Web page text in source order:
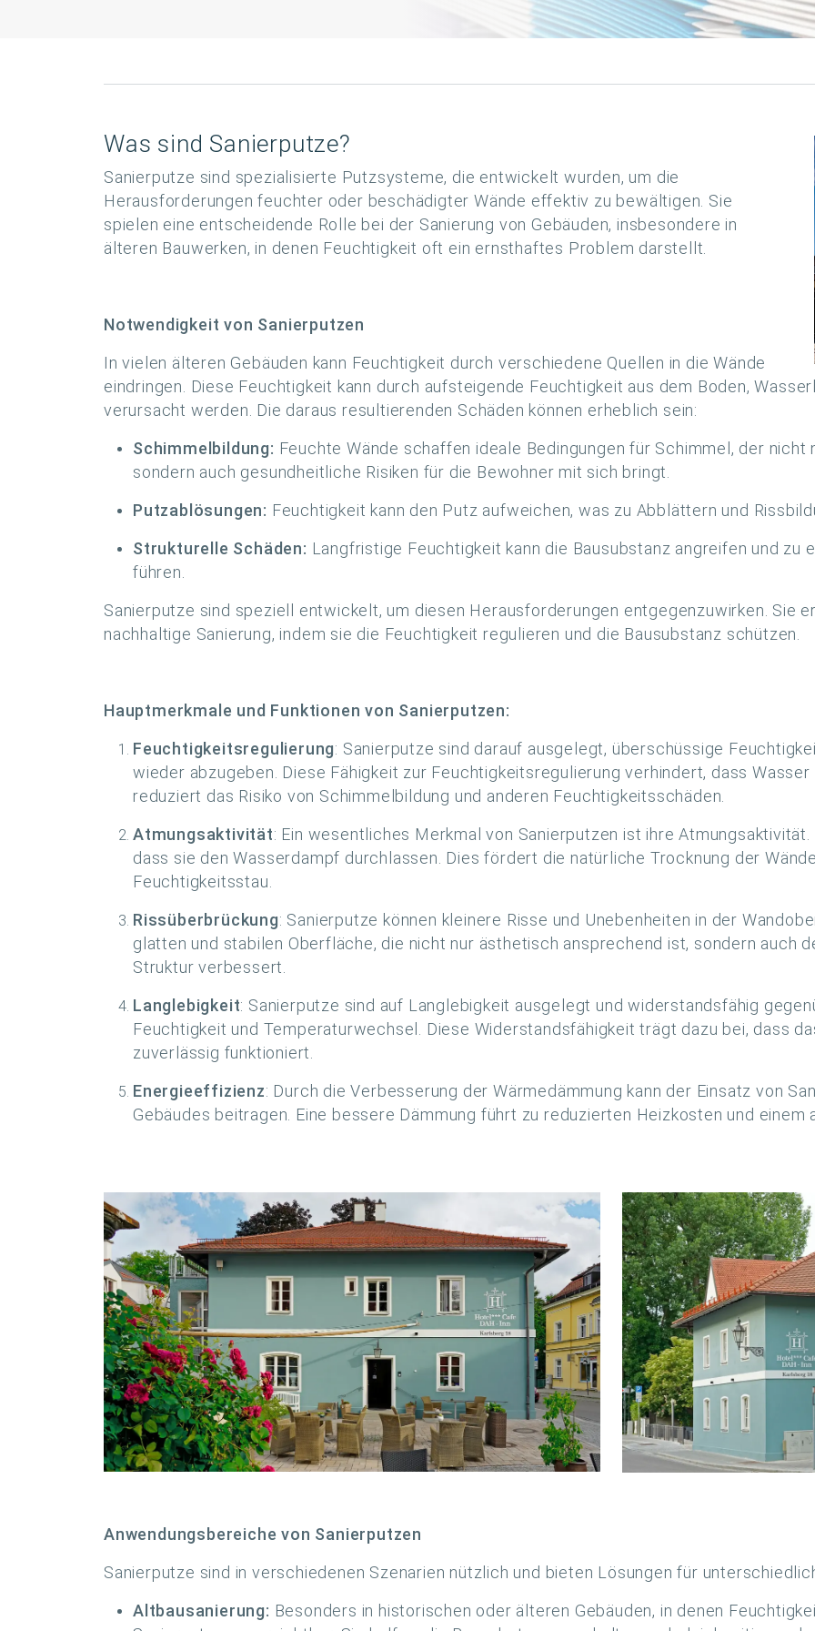
Was sind Sanierputze?
Sanierputze sind spezialisierte Putzsysteme, die entwickelt wurden, um die
Herausforderungen feuchter oder beschädigter Wände effektiv zu bewältigen. Sie
spielen eine entscheidende Rolle bei der Sanierung von Gebäuden, insbesondere in
älteren Bauwerken, in denen Feuchtigkeit oft ein ernsthaftes Problem darstellt.
Notwendigkeit von Sanierputzen
In vielen älteren Gebäuden kann Feuchtigkeit durch verschiedene Quellen in die Wände
eindringen. Diese Feuchtigkeit kann durch aufsteigende Feuchtigkeit aus dem Boden,
verursacht werden. Die daraus resultierenden Schäden können erheblich sein:
Schimmelbildung: Feuchte Wände schaffen ideale Bedingungen für Schimmel, der
sondern auch gesundheitliche Risiken für die Bewohner mit sich bringt.
Putzablösungen: Feuchtigkeit kann den Putz aufweichen, was zu Abblättern und
Strukturelle Schäden: Langfristige Feuchtigkeit kann die Bausubstanz angreifen und
führen.
Sanierputze sind speziell entwickelt, um diesen Herausforderungen entgegenzuwirken. Sie
nachhaltige Sanierung, indem sie die Feuchtigkeit regulieren und die Bausubstanz schützen.
Hauptmerkmale und Funktionen von Sanierputzen:
Feuchtigkeitsregulierung: Sanierputze sind darauf ausgelegt, überschüssige
wieder abzugeben. Diese Fähigkeit zur Feuchtigkeitsregulierung verhindert, dass
reduziert das Risiko von Schimmelbildung und anderen Feuchtigkeitsschäden.
Atmungsaktivität: Ein wesentliches Merkmal von Sanierputzen ist ihre
dass sie den Wasserdampf durchlassen. Dies fördert die natürliche Trocknung der
Feuchtigkeitsstau.
Rissüberbrückung: Sanierputze können kleinere Risse und Unebenheiten in der
glatten und stabilen Oberfläche, die nicht nur ästhetisch ansprechend ist, sondern auch
Struktur verbessert.
Langlebigkeit: Sanierputze sind auf Langlebigkeit ausgelegt und widerstandsfähig
Feuchtigkeit und Temperaturwechsel. Diese Widerstandsfähigkeit trägt dazu bei, dass
zuverlässig funktioniert.
Energieeffizienz: Durch die Verbesserung der Wärmedämmung kann der Einsatz von
Gebäudes beitragen. Eine bessere Dämmung führt zu reduzierten Heizkosten und einem
Anwendungsbereiche von Sanierputzen
Sanierputze sind in verschiedenen Szenarien nützlich und bieten Lösungen für
Altbausanierung: Besonders in historischen oder älteren Gebäuden, in denen